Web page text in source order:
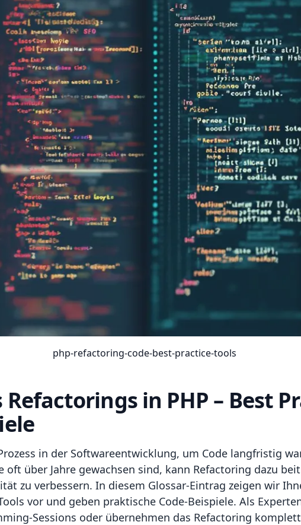
php-refactoring-code-best-practice-tools
in PHP – Best
in der Softwareentwicklung, um Code langfristig
oft über Jahre gewachsen sind, kann Refactoring dazu
zu verbessern. In diesem Glossar-Eintrag zeigen wir
vor und geben praktische Code-Beispiele. Als
Sessions oder übernehmen das Refactoring